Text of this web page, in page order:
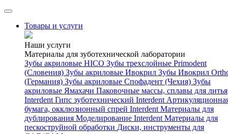
Товары и услуги
Наши услуги
Материалы для зуботехнической лаборатории
Зубы акриловые HICO Зубы трехслойные Primodent
(Словения) Зубы акриловые Ивокрил Зубы Ивокрил
(Германия) Зубы акриловые Спофадент (Чехия) Зубы
акриловые Ямахачи Паковочные массы, сплавы для литья
Interdent Гипс зуботехнический Interdent
бумага, окклюзионный спрей Interdent Материалы для
дублирования Моделирование Interdent Материалы для
пескоструйной обработки Диски, инструменты для